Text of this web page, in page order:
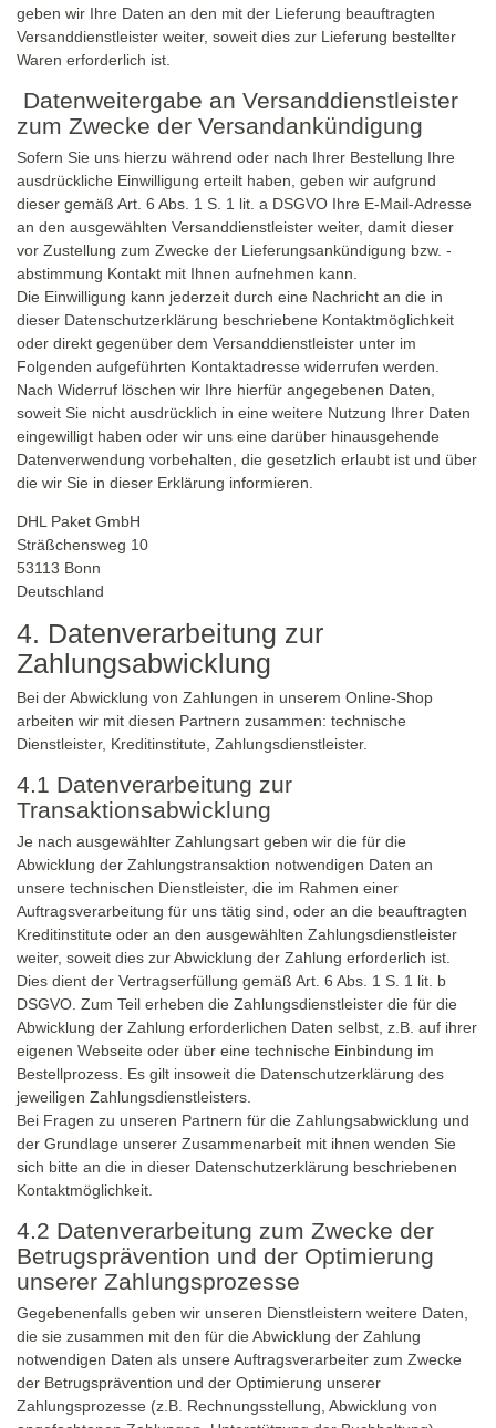
geben wir Ihre Daten an den mit der Lieferung beauftragten
Versanddienstleister weiter, soweit dies zur Lieferung bestellter
Waren erforderlich ist.
Datenweitergabe an Versanddienstleister
zum Zwecke der Versandankündigung
Sofern Sie uns hierzu während oder nach Ihrer Bestellung Ihre
ausdrückliche Einwilligung erteilt haben, geben wir aufgrund
dieser gemäß Art. 6 Abs. 1 S. 1 lit. a DSGVO Ihre E-Mail-Adresse
an den ausgewählten Versanddienstleister weiter, damit dieser
vor Zustellung zum Zwecke der Lieferungsankündigung bzw. -
abstimmung Kontakt mit Ihnen aufnehmen kann.
Die Einwilligung kann jederzeit durch eine Nachricht an die in
dieser Datenschutzerklärung beschriebene Kontaktmöglichkeit
oder direkt gegenüber dem Versanddienstleister unter im
Folgenden aufgeführten Kontaktadresse widerrufen werden.
Nach Widerruf löschen wir Ihre hierfür angegebenen Daten,
soweit Sie nicht ausdrücklich in eine weitere Nutzung Ihrer Daten
eingewilligt haben oder wir uns eine darüber hinausgehende
Datenverwendung vorbehalten, die gesetzlich erlaubt ist und über
die wir Sie in dieser Erklärung informieren.
DHL Paket GmbH
Sträßchensweg 10
53113 Bonn
Deutschland
4. Datenverarbeitung zur
Zahlungsabwicklung
Bei der Abwicklung von Zahlungen in unserem Online-Shop
arbeiten wir mit diesen Partnern zusammen: technische
Dienstleister, Kreditinstitute, Zahlungsdienstleister.
4.1 Datenverarbeitung zur
Transaktionsabwicklung
Je nach ausgewählter Zahlungsart geben wir die für die
Abwicklung der Zahlungstransaktion notwendigen Daten an
unsere technischen Dienstleister, die im Rahmen einer
Auftragsverarbeitung für uns tätig sind, oder an die beauftragten
Kreditinstitute oder an den ausgewählten Zahlungsdienstleister
weiter, soweit dies zur Abwicklung der Zahlung erforderlich ist.
Dies dient der Vertragserfüllung gemäß Art. 6 Abs. 1 S. 1 lit. b
DSGVO. Zum Teil erheben die Zahlungsdienstleister die für die
Abwicklung der Zahlung erforderlichen Daten selbst, z.B. auf ihrer
eigenen Webseite oder über eine technische Einbindung im
Bestellprozess. Es gilt insoweit die Datenschutzerklärung des
jeweiligen Zahlungsdienstleisters.
Bei Fragen zu unseren Partnern für die Zahlungsabwicklung und
der Grundlage unserer Zusammenarbeit mit ihnen wenden Sie
sich bitte an die in dieser Datenschutzerklärung beschriebenen
Kontaktmöglichkeit.
4.2 Datenverarbeitung zum Zwecke der
Betrugsprävention und der Optimierung
unserer Zahlungsprozesse
Gegebenenfalls geben wir unseren Dienstleistern weitere Daten,
die sie zusammen mit den für die Abwicklung der Zahlung
notwendigen Daten als unsere Auftragsverarbeiter zum Zwecke
der Betrugsprävention und der Optimierung unserer
Zahlungsprozesse (z.B. Rechnungsstellung, Abwicklung von